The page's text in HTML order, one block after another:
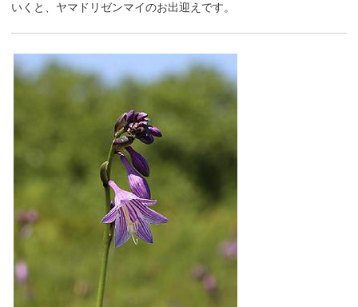
いくと、ヤマドリゼンマイのお出迎えです。